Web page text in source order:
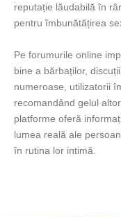
reputație lăudabilă în
pentru îmbunătățirea
Pe forumurile online
bine a bărbaților,
numeroase, utilizatorii
recomandând gelul
platforme oferă
lumea reală ale
în rutina lor intimă.